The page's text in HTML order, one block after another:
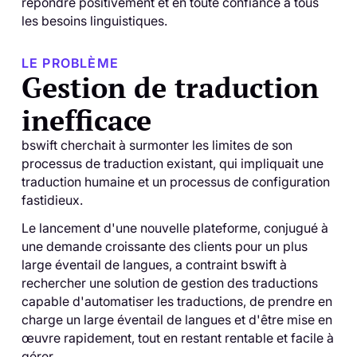
les besoins linguistiques.
LE PROBLÈME
Gestion de traduction
inefficace
bswift cherchait à surmonter les limites de son
processus de traduction existant, qui impliquait une
traduction humaine et un processus de configuration
fastidieux.
Le lancement d'une nouvelle plateforme, conjugué à
une demande croissante des clients pour un plus
large éventail de langues, a contraint bswift à
rechercher une solution de gestion des traductions
capable d'automatiser les traductions, de prendre en
charge un large éventail de langues et d'être mise en
œuvre rapidement, tout en restant rentable et facile à